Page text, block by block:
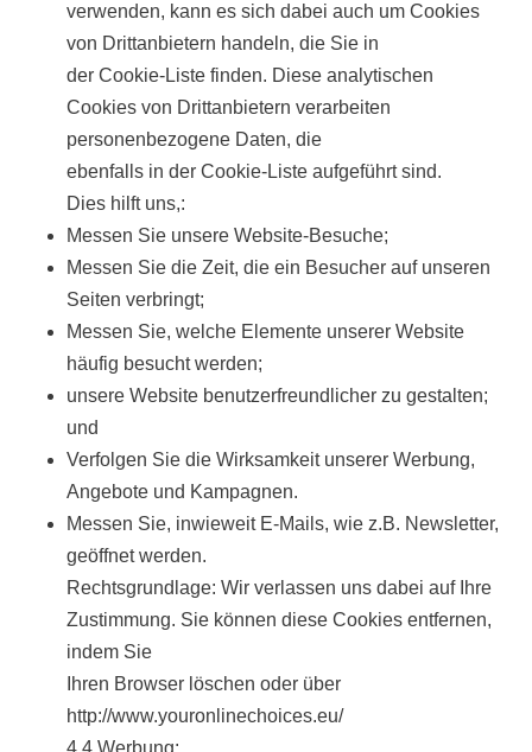
verwenden, kann es sich dabei auch um Cookies
von Drittanbietern handeln, die Sie in
der Cookie-Liste finden. Diese analytischen
Cookies von Drittanbietern verarbeiten
personenbezogene Daten, die
ebenfalls in der Cookie-Liste aufgeführt sind.
Dies hilft uns,:
Messen Sie unsere Website-Besuche;
Messen Sie die Zeit, die ein Besucher auf unseren
Seiten verbringt;
Messen Sie, welche Elemente unserer Website
häufig besucht werden;
unsere Website benutzerfreundlicher zu gestalten;
und
Verfolgen Sie die Wirksamkeit unserer Werbung,
Angebote und Kampagnen.
Messen Sie, inwieweit E-Mails, wie z.B. Newsletter,
geöffnet werden.
Rechtsgrundlage: Wir verlassen uns dabei auf Ihre
Zustimmung. Sie können diese Cookies entfernen,
indem Sie
Ihren Browser löschen oder über
http://www.youronlinechoices.eu/
4.4 Werbung: